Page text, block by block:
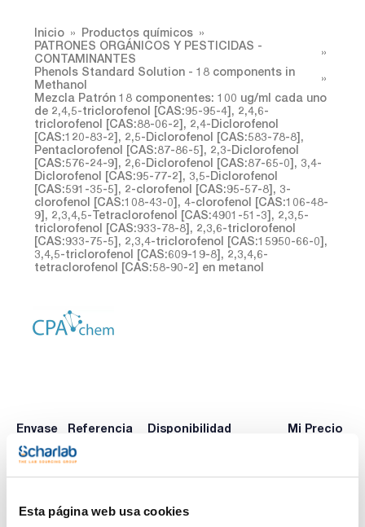
Esta página web usa cookies
Inicio
Productos químicos
PATRONES ORGÁNICOS Y PESTICIDAS -
CONTAMINANTES
Phenols Standard Solution - 18 components in
Methanol
Mezcla Patrón 18 componentes: 100 ug/ml cada uno
de 2,4,5-triclorofenol [CAS:95-95-4], 2,4,6-
triclorofenol [CAS:88-06-2], 2,4-Diclorofenol
[CAS:120-83-2], 2,5-Diclorofenol [CAS:583-78-8],
Pentaclorofenol [CAS:87-86-5], 2,3-Diclorofenol
[CAS:576-24-9], 2,6-Diclorofenol [CAS:87-65-0], 3,4-
Diclorofenol [CAS:95-77-2], 3,5-Diclorofenol
[CAS:591-35-5], 2-clorofenol [CAS:95-57-8], 3-
clorofenol [CAS:108-43-0], 4-clorofenol [CAS:106-48-
9], 2,3,4,5-Tetraclorofenol [CAS:4901-51-3], 2,3,5-
triclorofenol [CAS:933-78-8], 2,3,6-triclorofenol
[CAS:933-75-5], 2,3,4-triclorofenol [CAS:15950-66-0],
3,4,5-triclorofenol [CAS:609-19-8], 2,3,4,6-
tetraclorofenol [CAS:58-90-2] en metanol
Envase Referencia Disponibilidad Mi Precio
x1mL CPAF263311